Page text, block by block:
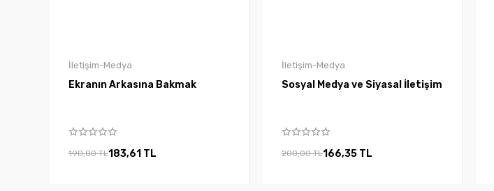
İletişim-Medya
Ekranın Arkasına Bakmak
190,00 TL183,61 TL
İletişim-Medya
Sosyal Medya ve Siyasal İletişim
200,00 TL166,35 TL